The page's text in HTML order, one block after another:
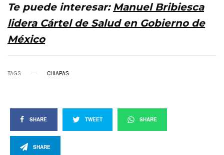
Te puede interesar: Manuel Bribiesca
lidera Cártel de Salud en Gobierno de
México
TAGS CHIAPAS
SHARE TWEET SHARE
SHARE